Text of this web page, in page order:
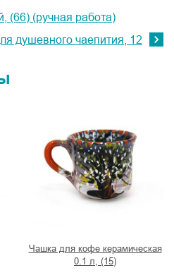
(66) (ручная работа)
душевного чаепития, 12
Чашка для кофе керамическая
0.1 л, (15)